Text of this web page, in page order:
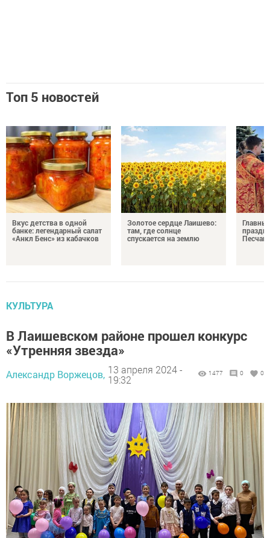
Топ 5 новостей
Вкус детства в одной
банке: легендарный салат
«Анкл Бенс» из кабачков
Золотое сердце Лаишево:
там, где солнце
спускается на землю
КУЛЬТУРА
В Лаишевском районе прошел конкурс
«Утренняя звезда»
Александр Воржецов, 13 апреля 2024 -
19:32
1477 0 0